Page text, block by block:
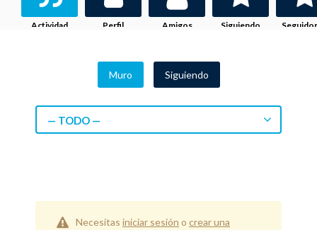
Actividad Perfil Amigos Siguiendo
Muro Siguiendo
— TODO —
Necesitas iniciar sesión o crear una